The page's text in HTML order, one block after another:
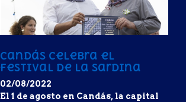
Candás celebra el
Festival de la Sardina
02/08/2022
El 1 de agosto en Candás, la capital